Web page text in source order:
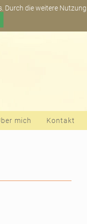
Newsletter
mich Kontakt
die weitere